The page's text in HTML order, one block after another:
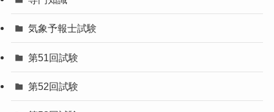
一般知識
基礎知識
実技
専門知識